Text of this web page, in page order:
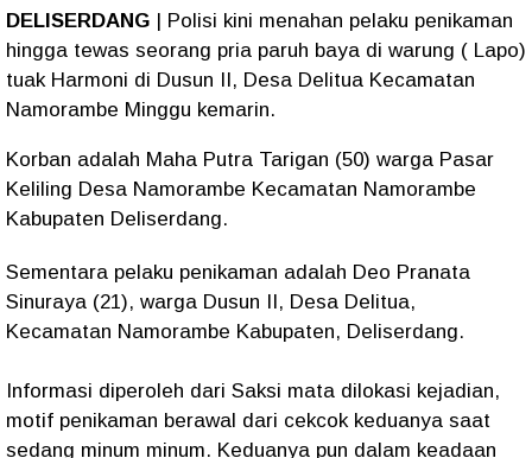
DELISERDANG | Polisi kini menahan pelaku penikaman
hingga tewas seorang pria paruh baya di warung ( Lapo)
tuak Harmoni di Dusun II, Desa Delitua Kecamatan
Namorambe Minggu kemarin.
Korban adalah Maha Putra Tarigan (50) warga Pasar
Keliling Desa Namorambe Kecamatan Namorambe
Kabupaten Deliserdang.
Sementara pelaku penikaman adalah Deo Pranata
Sinuraya (21), warga Dusun II, Desa Delitua,
Kecamatan Namorambe Kabupaten, Deliserdang.
Informasi diperoleh dari Saksi mata dilokasi kejadian,
motif penikaman berawal dari cekcok keduanya saat
sedang minum minum. Keduanya pun dalam keadaan